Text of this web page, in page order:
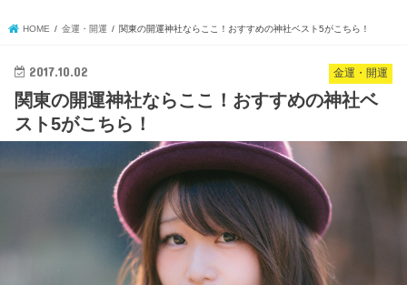
HOME 金運・開運 関東の開運神社ならここ！おすすめの神社ベスト5がこちら！
金運・開運
2017.10.02
関東の開運神社ならここ！おすすめの神社ベ
スト5がこちら！